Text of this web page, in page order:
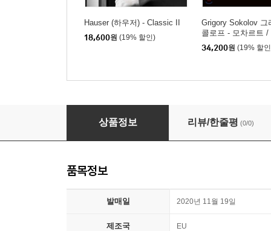
Hauser (하우저) - Classic II
18,600원 (19% 할인)
Grigory Sokolov 그
콜로프 - 모차르트 /
노프: 피아노 협주
/ Rachmaninov:
34,200원 (19% 할
클라라 주미 강 / Spectrum Concerts Berlin
상품정보 리뷰/한줄평 (0/0)
품목정보
발매일 2020년 11월 19일
제조국 EU